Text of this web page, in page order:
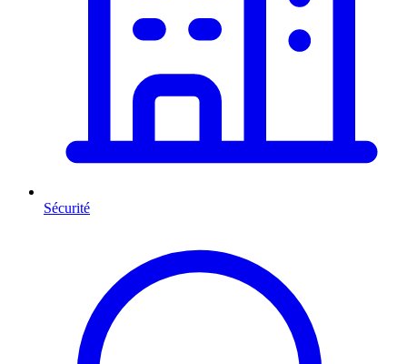
Sécurité